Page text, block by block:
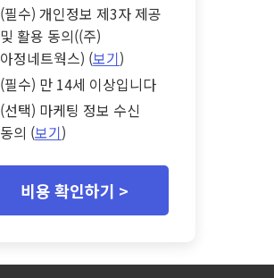
(필수) 개인정보 제3자 제공
및 활용 동의((주)
아정네트웍스) (보기)
(필수) 만 14세 이상입니다
(선택) 마케팅 정보 수신
동의 (보기)
비용 확인하기 >